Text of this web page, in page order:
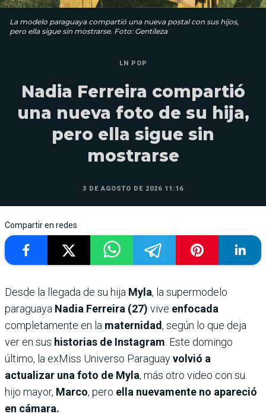
La modelo paraguaya compartió una nueva postal con sus hijos,
pero ella sigue sin mostrarse. Foto: Gentileza
LN POP
Nadia Ferreira compartió
una nueva foto de su hija,
pero ella sigue sin
mostrarse
3 DE AGOSTO DE 2026 11:16
Compartir en redes
Desde la llegada de su hija Myla, la supermodelo
paraguaya Nadia Ferreira (27) vive enfocada
completamente en la maternidad, según lo que deja
ver en sus historias de Instagram . Este domingo
último, la exMiss Universo Paraguayvolvió a
actualizar una foto de Myla, más otro video con su
hijo mayor, Marco, pero ella nuevamente no apareció
en cámara.